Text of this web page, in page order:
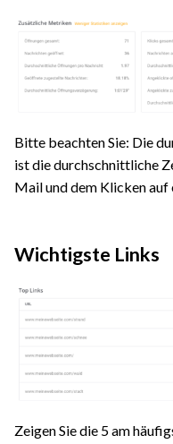
Bitte beachten Sie: Die
ist die durchschnittliche
Mail und dem Klicken auf
Wichtigste Links
Zeigen Sie die 5 am